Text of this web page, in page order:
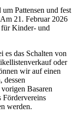
Pattensen und fest
21. Februar 2026
für Kinder- und
es das Schalten von
oder
wir auf einen
dessen
Basaren
Fördervereins
werden.